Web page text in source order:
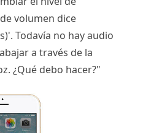
volumen dice
Todavía no hay audio
a través de la
¿Qué debo hacer?"